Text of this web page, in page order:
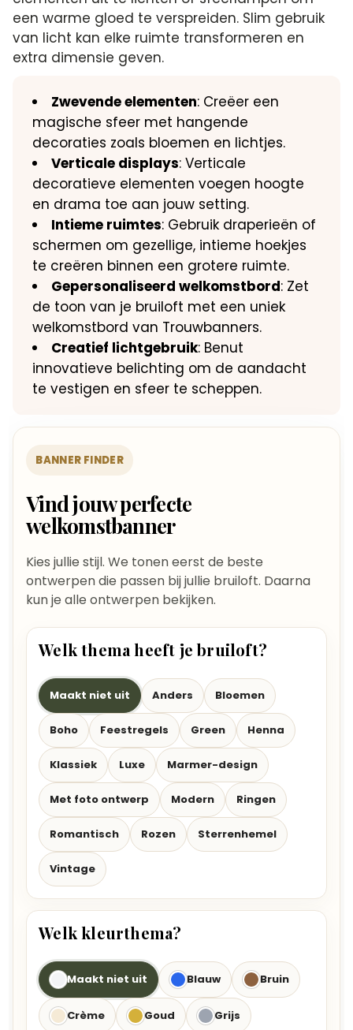
een warme gloed te verspreiden. Slim gebruik
van licht kan elke ruimte transformeren en
extra dimensie geven.
Zwevende elementen: Creëer een
magische sfeer met hangende
decoraties zoals bloemen en lichtjes.
Verticale displays: Verticale
decoratieve elementen voegen hoogte
en drama toe aan jouw setting.
Intieme ruimtes: Gebruik draperieën of
schermen om gezellige, intieme hoekjes
te creëren binnen een grotere ruimte.
Gepersonaliseerd welkomstbord: Zet
de toon van je bruiloft met een uniek
welkomstbord van Trouwbanners.
Creatief lichtgebruik: Benut
innovatieve belichting om de aandacht
te vestigen en sfeer te scheppen.
BANNER FINDER
Vind jouw perfecte
welkomstbanner
Kies jullie stijl. We tonen eerst de beste
ontwerpen die passen bij jullie bruiloft. Daarna
kun je alle ontwerpen bekijken.
Welk thema heeft je bruiloft?
Maakt niet uit Anders Bloemen
Boho Feestregels Green Henna
Klassiek Luxe Marmer-design
Met foto ontwerp Modern Ringen
Romantisch Rozen Sterrenhemel
Vintage
Welk kleurthema?
Maakt niet uit Blauw Bruin
Crème Goud Grijs